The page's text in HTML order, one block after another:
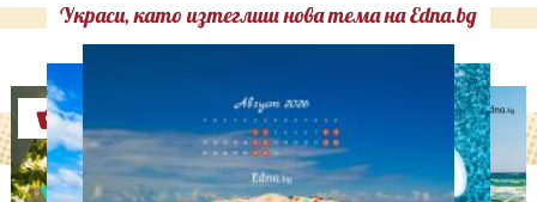
Украси, като изтеглиш нова тема на Edna.bg
Оферти